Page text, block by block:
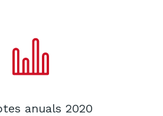
anuals 2020